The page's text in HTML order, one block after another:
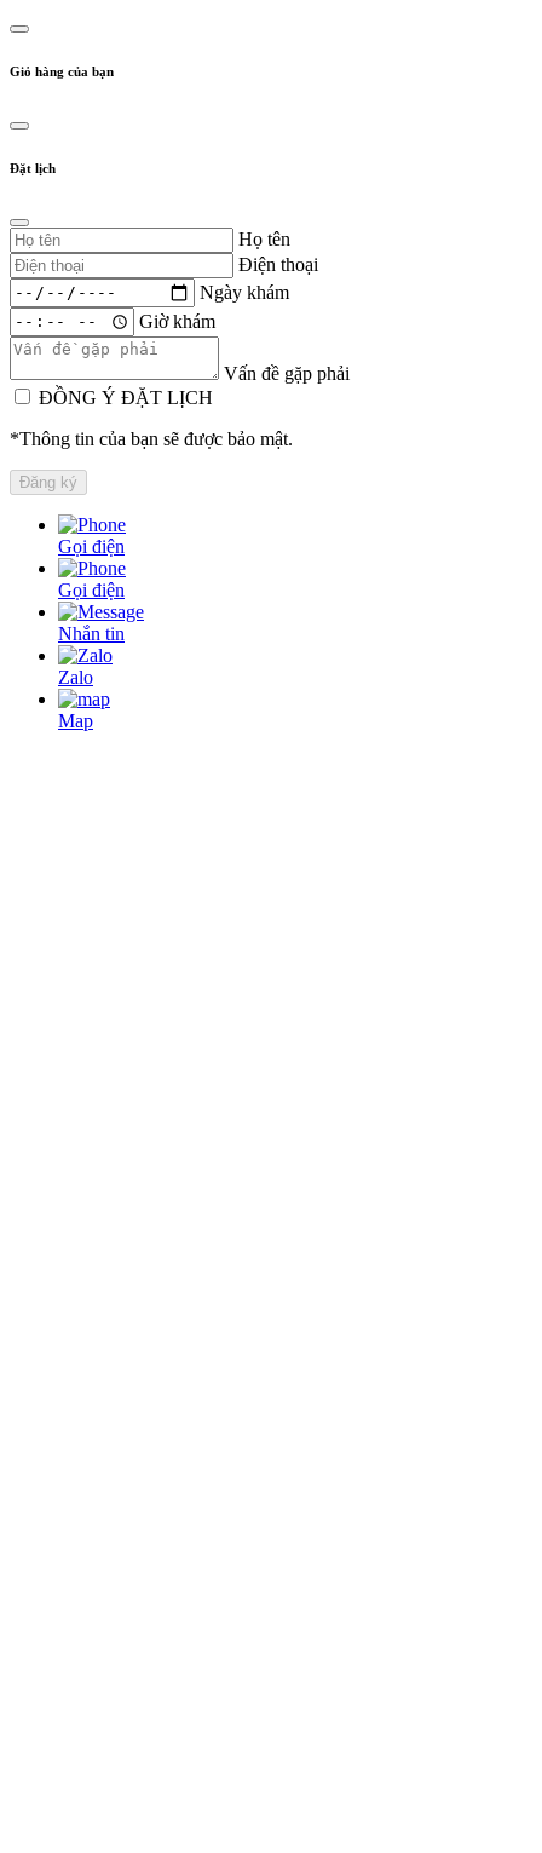
Giỏ hàng của bạn
Đặt lịch
Họ tên
Điện thoại
Ngày khám
Giờ khám
Vấn đề gặp phải
ĐỒNG Ý ĐẶT LỊCH
*Thông tin của bạn sẽ được bảo mật.
Gọi điện
Gọi điện
Nhắn tin
Zalo
Map